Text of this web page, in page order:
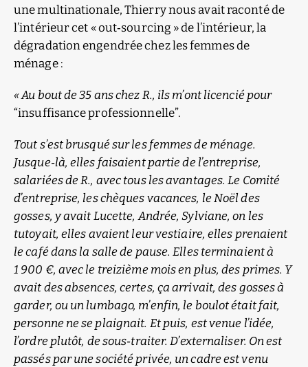
une multinationale, Thierry nous avait raconté de
l’intérieur cet « out‑sourcing » de l’intérieur, la
dégradation engendrée chez les femmes de
ménage :
« Au bout de 35 ans chez R., ils m’ont licencié pour
“insuffisance professionnelle”.
Tout s’est brusqué sur les femmes de ménage.
Jusque‑là, elles faisaient partie de l’entreprise,
salariées de R., avec tous les avantages. Le Comité
d’entreprise, les chèques vacances, le Noël des
gosses, y avait Lucette, Andrée, Sylviane, on les
tutoyait, elles avaient leur vestiaire, elles prenaient
le café dans la salle de pause. Elles terminaient à
1 900 €, avec le treizième mois en plus, des primes. Y
avait des absences, certes, ça arrivait, des gosses à
garder, ou un lumbago, m’enfin, le boulot était fait,
personne ne se plaignait. Et puis, est venue l’idée,
l’ordre plutôt, de sous‑traiter. D’externaliser. On est
passés par une société privée, un cadre est venu